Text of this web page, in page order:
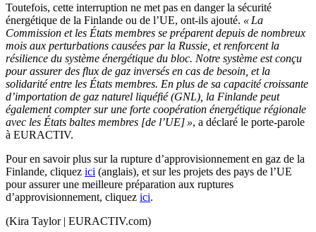
Toutefois, cette interruption ne met pas en danger la sécurité
énergétique de la Finlande ou de l’UE, ont-ils ajouté. « La
Commission et les États membres se préparent depuis de nombreux
mois aux perturbations causées par la Russie, et renforcent la
résilience du système énergétique du bloc. Notre système est conçu
pour assurer des flux de gaz inversés en cas de besoin, et la
solidarité entre les États membres. En plus de sa capacité croissante
d’importation de gaz naturel liquéfié (GNL), la Finlande peut
également compter sur une forte coopération énergétique régionale
avec les États baltes membres [de l’UE] », a déclaré le porte-parole
à EURACTIV.
Pour en savoir plus sur la rupture d’approvisionnement en gaz de la
Finlande, cliquez ici (anglais), et sur les projets des pays de l’UE
pour assurer une meilleure préparation aux ruptures
d’approvisionnement, cliquez ici.
(Kira Taylor | EURACTIV.com)